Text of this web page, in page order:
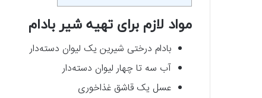
مواد لازم برای تهیه شیر بادام
بادام درختی شیرین یک لیوان دسته‌دار
آب سه تا چهار لیوان دسته‌دار
عسل یک قاشق غذاخوری